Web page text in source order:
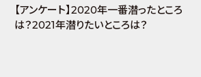
【アンケート】2020年一番潜ったところ
は？2021年潜りたいところは？